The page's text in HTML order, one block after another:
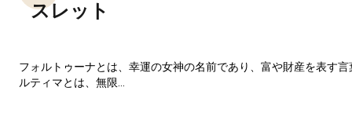
スレット
フォルトゥーナとは、幸運の女神の名前であり、富や財産を表す
ルティマとは、無限...